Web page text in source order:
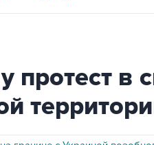
протест в